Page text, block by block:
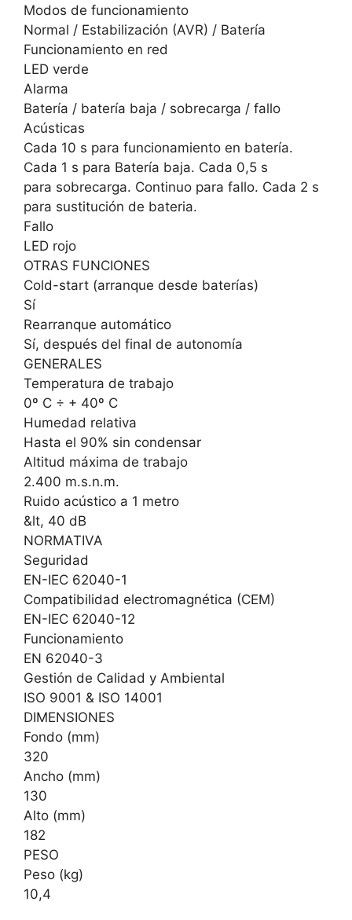
Modos de funcionamiento
Normal / Estabilización (AVR) / Batería
Funcionamiento en red
LED verde
Alarma
Batería / batería baja / sobrecarga / fallo
Acústicas
Cada 10 s para funcionamiento en batería.
Cada 1 s para Batería baja. Cada 0,5 s
para sobrecarga. Continuo para fallo. Cada 2 s
para sustitución de bateria.
Fallo
LED rojo
OTRAS FUNCIONES
Cold-start (arranque desde baterías)
Sí
Rearranque automático
Sí, después del final de autonomía
GENERALES
Temperatura de trabajo
0º C ÷ + 40º C
Humedad relativa
Hasta el 90% sin condensar
Altitud máxima de trabajo
2.400 m.s.n.m.
Ruido acústico a 1 metro
&lt, 40 dB
NORMATIVA
Seguridad
EN-IEC 62040-1
Compatibilidad electromagnética (CEM)
EN-IEC 62040-12
Funcionamiento
EN 62040-3
Gestión de Calidad y Ambiental
ISO 9001 & ISO 14001
DIMENSIONES
Fondo (mm)
320
Ancho (mm)
130
Alto (mm)
182
PESO
Peso (kg)
10,4